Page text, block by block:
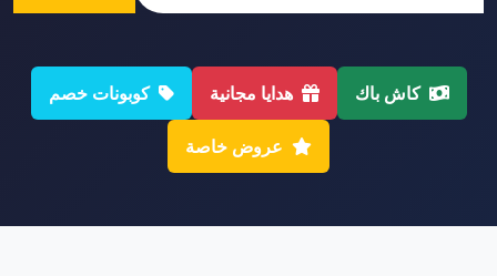
كاش باك هدايا مجانية كوبونات خصم
عروض خاصة